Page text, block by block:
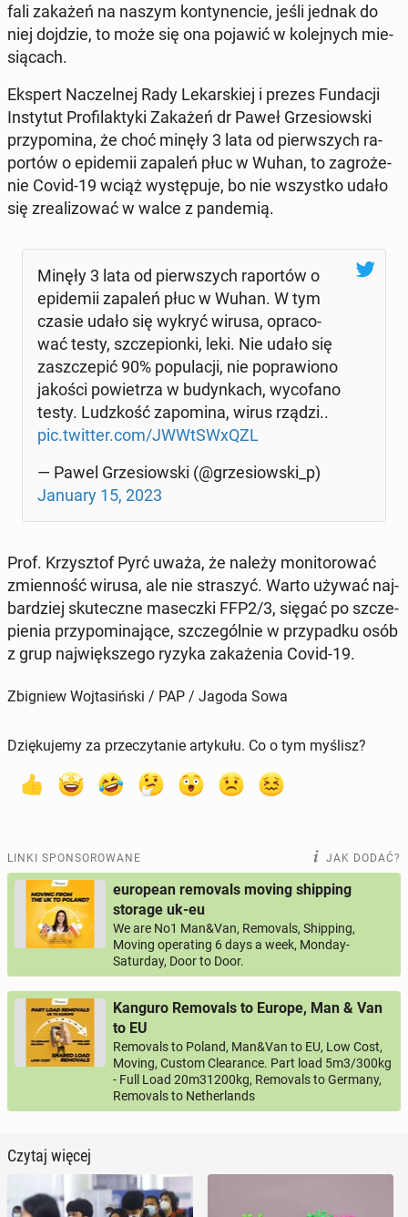
fali zakażeń na naszym kon­ty­nen­cie, jeśli jednak do
niej dojdzie, to może się ona pojawić w ko­lej­nych mie­
sią­cach.
Ekspert Na­czel­nej Rady Le­kar­skiej i prezes Fun­da­cji
In­sty­tut Pro­fi­lak­ty­ki Zakażeń dr Paweł Grze­siow­ski
przy­po­mi­na, że choć minęły 3 lata od pierw­szych ra­
por­tów o epi­de­mii zapaleń płuc w Wuhan, to za­gro­że­
nie Covid-19 wciąż wy­stę­pu­je, bo nie wszyst­ko udało
się zre­ali­zo­wać w walce z pan­de­mią.
Minęły 3 lata od pierw­szych ra­por­tów o
epi­de­mii zapaleń płuc w Wuhan. W tym
czasie udało się wykryć wirusa, opra­co­
wać testy, szcze­pion­ki, leki. Nie udało się
za­szcze­pić 90% po­pu­la­cji, nie po­pra­wio­no
jakości po­wie­trza w bu­dyn­kach, wy­co­fa­no
testy. Ludz­kość za­po­mi­na, wirus rządzi..
pic.twitter.com/JWWt­SWxQZL
— Pawel Grze­siow­ski (@grze­siow­ski_p)
January 15, 2023
Prof. Krzysz­tof Pyrć uważa, że należy mo­ni­to­ro­wać
zmien­ność wirusa, ale nie stra­szyć. Warto używać naj­
bar­dziej sku­tecz­ne ma­secz­ki FFP2/3, sięgać po szcze­
pie­nia przy­po­mi­na­ją­ce, szcze­gól­nie w przy­pad­ku osób
z grup naj­więk­sze­go ryzyka za­ka­że­nia Covid-19.
Zbigniew Wojtasiński / PAP / Jagoda Sowa
Dziękujemy za przeczytanie artykułu. Co o tym myślisz?
LINKI SPONSOROWANE JAK DODAĆ?
european removals moving shipping
storage uk-eu
We are No1 Man&Van, Removals, Shipping,
Moving operating 6 days a week, Monday-
Saturday, Door to Door.
Kanguro Removals to Europe, Man & Van
to EU
Removals to Poland, Man&Van to EU, Low Cost,
Moving, Custom Clearance. Part load 5m3/300kg
- Full Load 20m31200kg, Removals to Germany,
Removals to Netherlands
Czytaj więcej